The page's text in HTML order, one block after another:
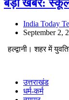
बड़ी खबर: स्कूल
India Today
September 2,
हल्द्वानी। शहर में
उत्तराखंड
धर्म-कर्म